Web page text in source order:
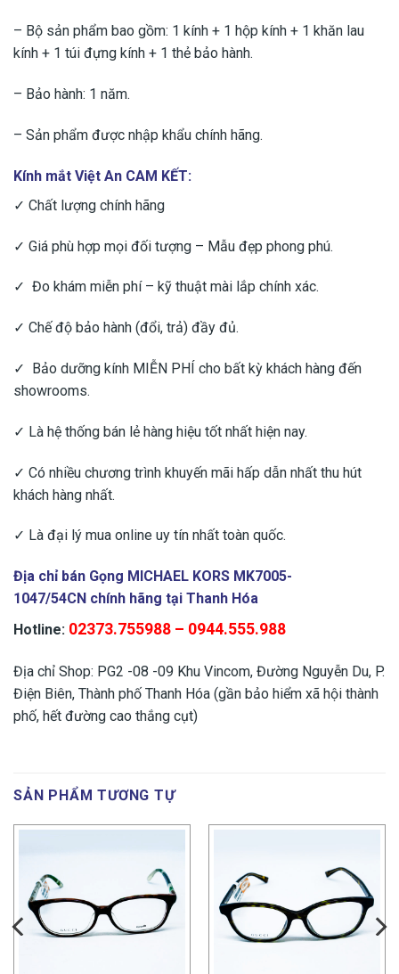
– Bộ sản phẩm bao gồm: 1 kính + 1 hộp kính + 1 khăn lau
kính + 1 túi đựng kính + 1 thẻ bảo hành.
– Bảo hành: 1 năm.
– Sản phẩm được nhập khẩu chính hãng.
Kính mắt Việt An CAM KẾT:
✓ Chất lượng chính hãng
✓ Giá phù hợp mọi đối tượng – Mẫu đẹp phong phú.
✓ Đo khám miễn phí – kỹ thuật mài lắp chính xác.
✓ Chế độ bảo hành (đổi, trả) đầy đủ.
✓ Bảo dưỡng kính MIỄN PHÍ cho bất kỳ khách hàng đến
showrooms.
✓ Là hệ thống bán lẻ hàng hiệu tốt nhất hiện nay.
✓ Có nhiều chương trình khuyến mãi hấp dẫn nhất thu hút
khách hàng nhất.
✓ Là đại lý mua online uy tín nhất toàn quốc.
Địa chỉ bán Gọng MICHAEL KORS MK7005-
1047/54CN chính hãng tại Thanh Hóa
Hotline: 02373.755988 – 0944.555.988
Địa chỉ Shop: PG2 -08 -09 Khu Vincom, Đường Nguyễn Du, P.
Điện Biên, Thành phố Thanh Hóa (gần bảo hiểm xã hội thành
phố, hết đường cao thắng cụt)
SẢN PHẨM TƯƠNG TỰ